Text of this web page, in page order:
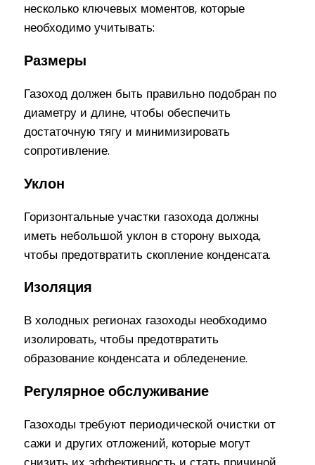
несколько ключевых моментов, которые
необходимо учитывать:
Размеры
Газоход должен быть правильно подобран по
диаметру и длине, чтобы обеспечить
достаточную тягу и минимизировать
сопротивление.
Уклон
Горизонтальные участки газохода должны
иметь небольшой уклон в сторону выхода,
чтобы предотвратить скопление конденсата.
Изоляция
В холодных регионах газоходы необходимо
изолировать, чтобы предотвратить
образование конденсата и обледенение.
Регулярное обслуживание
Газоходы требуют периодической очистки от
сажи и других отложений, которые могут